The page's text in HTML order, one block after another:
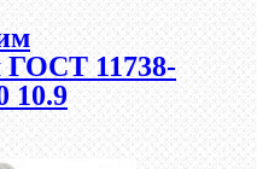
ГОСТ 11738-
10.9